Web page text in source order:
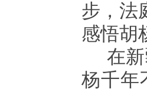
步，法
感悟胡
在
杨千年